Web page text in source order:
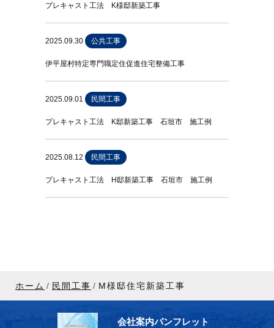
プレキャスト工法 K様邸新築工事
2025.09.30 公共工事
伊平屋村特定専門職定住促進住宅整備工事
2025.09.01 民間工事
プレキャスト工法 K邸新築工事 石垣市 施工例
2025.08.12 民間工事
プレキャスト工法 H邸新築工事 石垣市 施工例
ホーム 民間工事 M様邸住宅新築工事
会社案内パンフレット